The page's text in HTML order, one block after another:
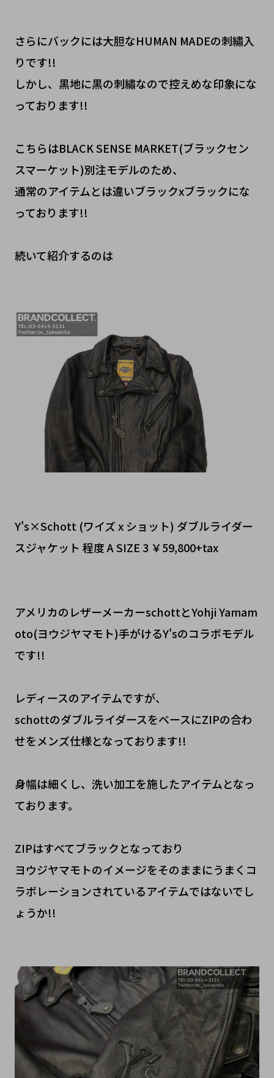
さらにバックには大胆なHUMAN MADEの刺繡入
りです!!
しかし、黒地に黒の刺繡なので控えめな印象にな
っております!!
こちらはBLACK SENSE MARKET(ブラックセン
スマーケット)別注モデルのため、
通常のアイテムとは違いブラックxブラックにな
っております!!
続いて紹介するのは
Y's×Schott (ワイズ x ショット) ダブルライダー
スジャケット 程度 A SIZE 3 ￥59,800+tax
アメリカのレザーメーカーschottとYohji Yamam
oto(ヨウジヤマモト)手がけるY'sのコラボモデル
です!!
レディースのアイテムですが、
schottのダブルライダースをベースにZIPの合わ
せをメンズ仕様となっております!!
身幅は細くし、洗い加工を施したアイテムとなっ
ております。
ZIPはすべてブラックとなっており
ヨウジヤマモトのイメージをそのままにうまくコ
ラボレーションされているアイテムではないでし
ょうか!!